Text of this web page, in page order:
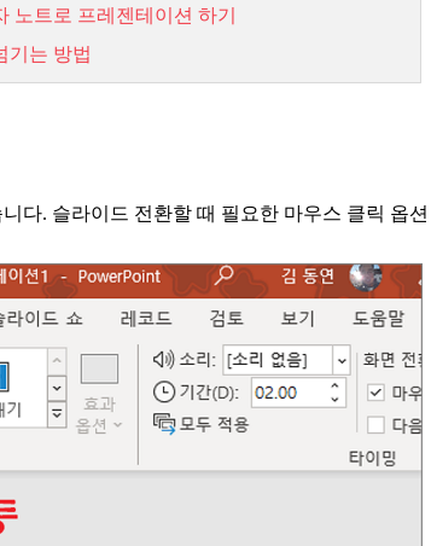
노트로 프레젠테이션 하기
기는 방법
니다. 슬라이드 전환할 때 필요한 마우스 클릭 옵션